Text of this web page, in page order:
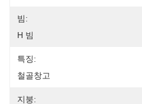
빔:
H 빔
특징:
철골창고
지붕: